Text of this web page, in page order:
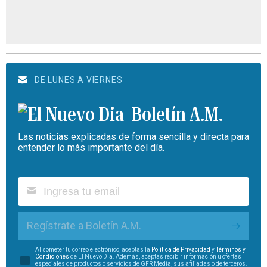
DE LUNES A VIERNES
Boletín A.M.
Las noticias explicadas de forma sencilla y directa para
entender lo más importante del día.
Regístrate a Boletín A.M.
Al someter tu correo electrónico, aceptas la Política de Privacidad yTérminos y
Condiciones de El Nuevo Día. Además, aceptas recibir información u ofertas
especiales de productos o servicios de GFR Media, sus afiliadas o de terceros.